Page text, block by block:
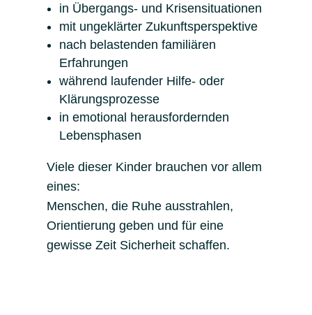
in Übergangs- und Krisensituationen
mit ungeklärter Zukunftsperspektive
nach belastenden familiären
Erfahrungen
während laufender Hilfe- oder
Klärungsprozesse
in emotional herausfordernden
Lebensphasen
Viele dieser Kinder brauchen vor allem
eines:
Menschen, die Ruhe ausstrahlen,
Orientierung geben und für eine
gewisse Zeit Sicherheit schaffen.